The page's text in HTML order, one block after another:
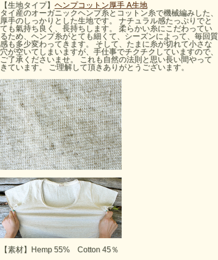
【生地タイプ】 ヘンプコットン厚手 A生地
タイ産のオーガニックヘンプ糸とコットン糸で機械編みした、
厚手のしっかりとした生地です。 ナチュラル感たっぷりでと
ても氣持ち良く、長持ちします。 柔らかい糸にこだわってい
るため、ヘンプ糸がとても細くて、シーズンによって、毎回質
感も多少変わってきます。 そして、たまに糸が切れて小さな
穴が空いてしまいますが、手仕事でチクチクしていますので、
ご了承くださいませ。 これも自然の法則と思い長い間やって
きています。 ご理解して頂きありがとうございます。
【素材】Hemp 55% Cotton 45％